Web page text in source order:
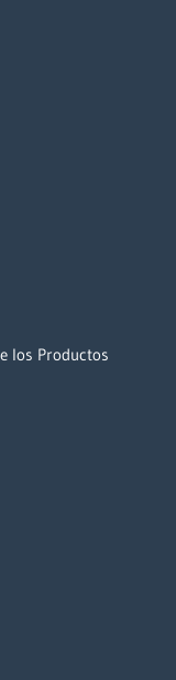
los Productos